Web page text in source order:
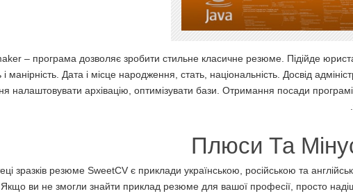
– програма дозволяє зробити стильне класичне резюме. Підійде
і манірність. Дата і місце народження, стать, національність. Досвід
налаштовувати архівацію, оптимізувати бази. Отримання посади
Плюси Та
зразків резюме SweetCV є приклади українською, російською та
Якщо ви не змогли знайти приклад резюме для вашої професії, просто